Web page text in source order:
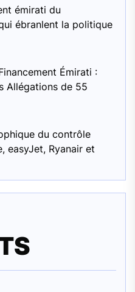
émirati du
ébranlent la politique
Émirati :
Allégations de 55
du contrôle
easyJet, Ryanair et